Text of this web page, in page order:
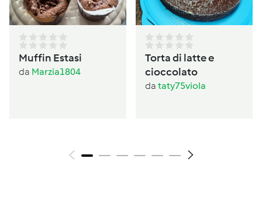
Muffin Estasi
da Marzia1804
Torta di latte e
cioccolato
da taty75viola